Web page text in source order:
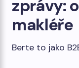
zprávy:
makléře
Berte to jako